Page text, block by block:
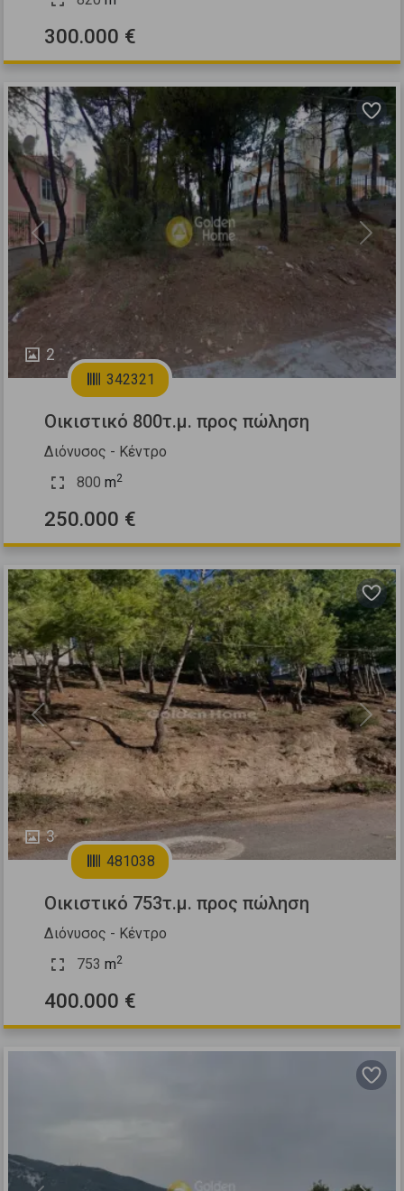
300.000 €
2
Previous Next
342321
Οικιστικό 800τ.μ. προς πώληση
Διόνυσος - Κέντρο
800 m2
250.000 €
3
Previous Next
481038
Οικιστικό 753τ.μ. προς πώληση
Διόνυσος - Κέντρο
753 m2
400.000 €